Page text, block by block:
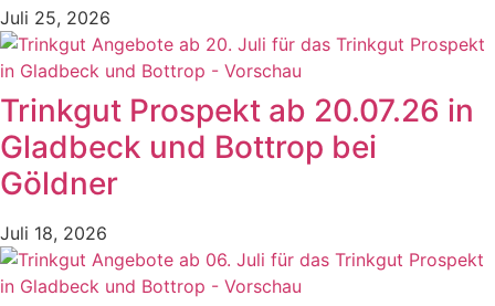
Juli 25, 2026
Trinkgut Prospekt ab 20.07.26 in
Gladbeck und Bottrop bei
Göldner
Juli 18, 2026